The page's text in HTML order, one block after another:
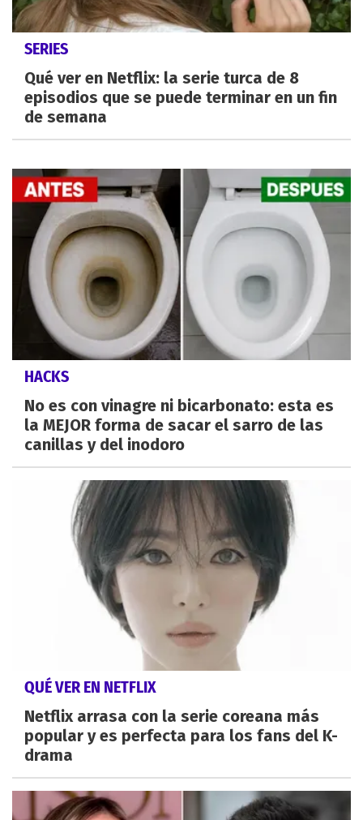
SERIES
Qué ver en Netflix: la serie turca de 8
episodios que se puede terminar en un fin
de semana
HACKS
No es con vinagre ni bicarbonato: esta es
la MEJOR forma de sacar el sarro de las
canillas y del inodoro
QUÉ VER EN NETFLIX
Netflix arrasa con la serie coreana más
popular y es perfecta para los fans del K-
drama